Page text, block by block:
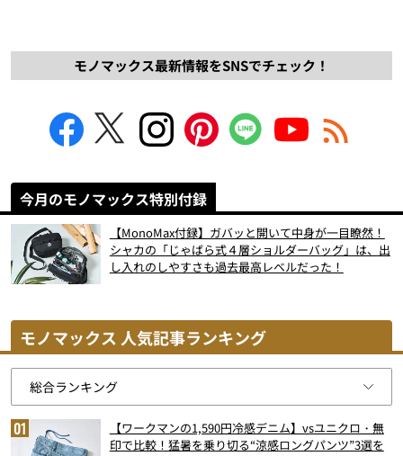
モノマックス最新情報をSNSでチェック！
今月のモノマックス特別付録
【MonoMax付録】ガバッと開いて中身が一目瞭然！
シャカの「じゃばら式４層ショルダーバッグ」は、出
し入れのしやすさも過去最高レベルだった！
モノマックス 人気記事ランキング
【ワークマンの1,590円冷感デニム】vsユニクロ・無
印で比較！猛暑を乗り切る“涼感ロングパンツ”3選を